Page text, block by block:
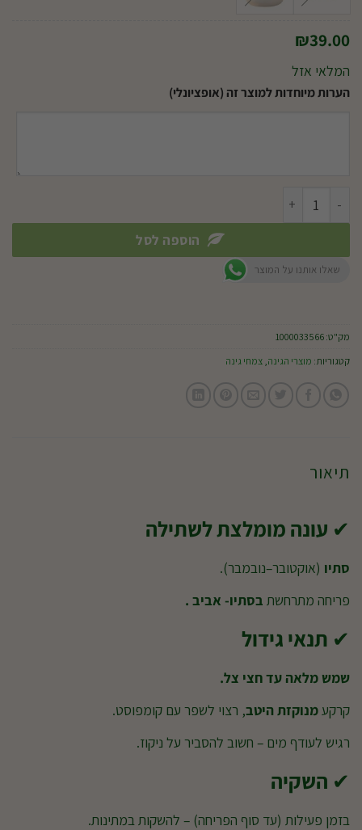
₪39.00
המלאי אזל
הערות מיוחדות למוצר זה (אופציונלי)
כמות של יקינטון
הוספה לסל
שאלו אותנו על המוצר
מק"ט:1000033566
קטגוריות: מוצרי הגינה,צמחי גינה
תיאור
✔ עונה מומלצת לשתילה
סתיו (אוקטובר–נובמבר).
פריחה מתרחשת בסתיו- אביב .
✔ תנאי גידול
שמש מלאה עד חצי צל.
קרקעמנוקזת היטב, רצוי לשפר עם קומפוסט.
רגיש לעודף מים – חשוב להסביר על ניקוז.
✔ השקיה
בזמן פעילות (עד סוף הפריחה) – להשקות במתינות.